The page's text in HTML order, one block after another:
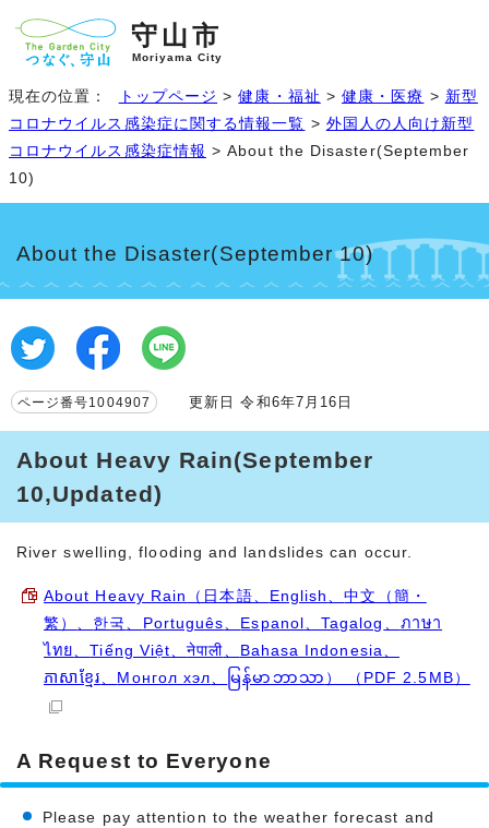
守山市
Moriyama City
現在の位置： トップページ >健康・福祉 >健康・医療 > 新型
コロナウイルス感染症に関する情報一覧 > 外国人の人向け新型
コロナウイルス感染症情報 >About the Disaster(September
10)
About the Disaster(September 10)
ページ番号1004907 更新日 令和6年7月16日
About Heavy Rain(September
10,Updated)
River swelling, flooding and landslides can occur.
About Heavy Rain （日本語、 English、中文（簡・
繁） 、 한국、 Português、 Espanol、Tagalog 、 ภาษา
ไทย、Tiếng Việt、नेपाली、 Bahasa Indonesia、
ភាសាខ្មែរ、 Монгол хэл、 မြန်မာဘာသာ ） （PDF 2.5MB）
A Request to Everyone
Please pay attention to the weather forecast and